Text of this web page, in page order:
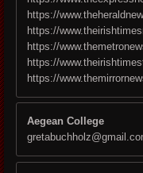
https://
https://
https://
https://
https://
Aegean College